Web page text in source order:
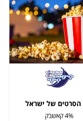
הסרטים של ישראל
4% קאשבק